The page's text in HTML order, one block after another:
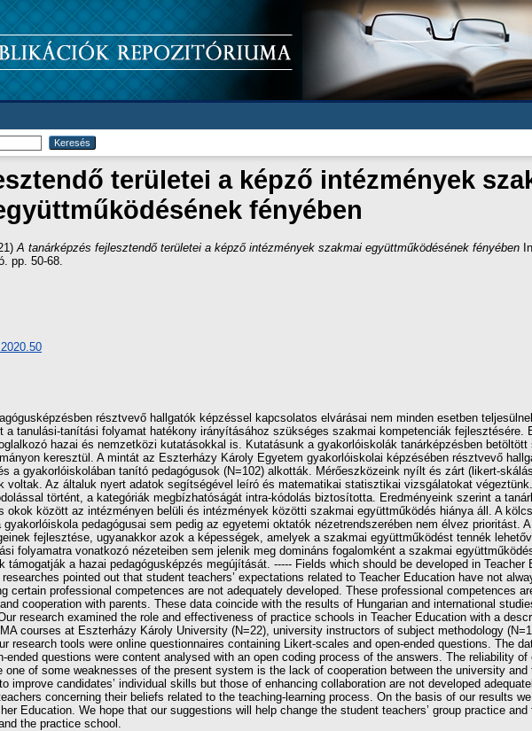
területei a képző intézmények
fényében
A tanárképzés fejlesztendő területei a képző intézmények szakmai együttműködésének fényében
pp. 50-68.
résztvevő hallgatók képzéssel kapcsolatos elvárásai nem minden esetben
tanulási-tanítási folyamat hatékony irányításához szükséges szakmai kompetenciák fejlesztésére.
hazai és nemzetközi kutatásokkal is. Kutatásunk a gyakorlóiskolák tanárképzésben betöltött
keresztül. A mintát az Eszterházy Károly Egyetem gyakorlóiskolai képzésében résztvevő
a gyakorlóiskolában tanító pedagógusok (N=102) alkották. Mérőeszközeink nyílt és zárt (likert-
voltak. Az általuk nyert adatok segítségével leíró és matematikai statisztikai vizsgálatokat
történt, a kategóriák megbízhatóságát intra-kódolás biztosította. Eredményeink szerint a
között az intézményen belüli és intézmények közötti szakmai együttműködés hiánya áll. A
pedagógusai sem pedig az egyetemi oktatók nézetrendszerében nem élvez prioritást.
fejlesztése, ugyanakkor azok a képességek, amelyek a szakmai együttműködést tennék
folyamatra vonatkozó nézeteiben sem jelenik meg domináns fogalomként a szakmai
a hazai pedagógusképzés megújítását. ----- Fields which should be developed in Teacher
pointed out that student teachers’ expectations related to Teacher Education have not
certain professional competences are not adequately developed. These professional competences
cooperation with parents. These data coincide with the results of Hungarian and international
research examined the role and effectiveness of practice schools in Teacher Education with a
courses at Eszterházy Károly University (N=22), university instructors of subject methodology
research tools were online questionnaires containing Likert-scales and open-ended questions. The
questions were content analysed with an open coding process of the answers. The reliability of
of some weaknesses of the present system is the lack of cooperation between the university and
candidates’ individual skills but those of enhancing collaboration are not developed
concerning their beliefs related to the teaching-learning process. On the basis of our results
Education. We hope that our suggestions will help change the student teachers’ group practice and
the practice school.